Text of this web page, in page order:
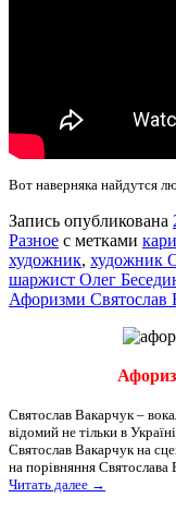
Вот наверняка найдутся
Запись опубликована
Разное с метками
художник, художник
шаржист Олег
Афоризми Святослав
Святослав Вакарчук –
відомий не тільки в
Святослав Вакарчук на
на порівняння
Читать далее →